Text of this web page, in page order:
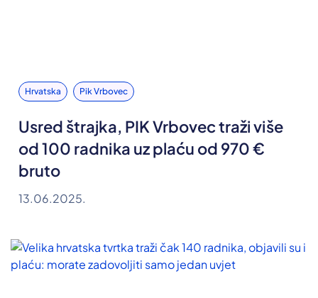
Hrvatska Pik Vrbovec
Usred štrajka, PIK Vrbovec traži više
od 100 radnika uz plaću od 970 €
bruto
13.06.2025.